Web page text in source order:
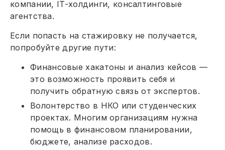
компании, IT-холдинги, консалтинговые
агентства.
Если попасть на стажировку не получается,
попробуйте другие пути:
Финансовые хакатоны и анализ кейсов —
это возможность проявить себя и
получить обратную связь от экспертов.
Волонтерство в НКО или студенческих
проектах. Многим организациям нужна
помощь в финансовом планировании,
бюджете, анализе расходов.